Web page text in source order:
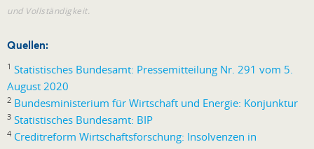
und Vollständigkeit.
Quellen:
1 Statistisches Bundesamt: Pressemitteilung Nr. 291 vom 5.
August 2020
2 Bundesministerium für Wirtschaft und Energie: Konjunktur
3 Statistisches Bundesamt: BIP
4 Creditreform Wirtschaftsforschung: Insolvenzen in